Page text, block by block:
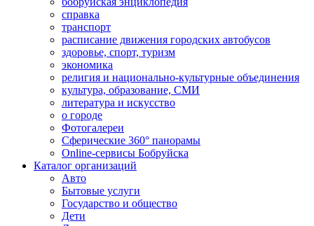
справка
транспорт
расписание движения городских автобусов
здоровье, спорт, туризм
экономика
религия и национально-культурные объединения
культура, образование, СМИ
литература и искусство
о городе
Фотогалереи
Сферические 360° панорамы
Online-сервисы Бобруйска
Каталог организаций
Авто
Бытовые услуги
Государство и общество
Дети